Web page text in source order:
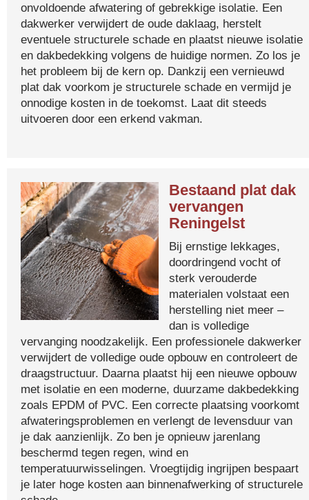
onvoldoende afwatering of gebrekkige isolatie. Een
dakwerker verwijdert de oude daklaag, herstelt
eventuele structurele schade en plaatst nieuwe isolatie
en dakbedekking volgens de huidige normen. Zo los je
het probleem bij de kern op. Dankzij een vernieuwd
plat dak voorkom je structurele schade en vermijd je
onnodige kosten in de toekomst. Laat dit steeds
uitvoeren door een erkend vakman.
Bestaand plat dak
vervangen
Reningelst
Bij ernstige lekkages,
doordringend vocht of
sterk verouderde
materialen volstaat een
herstelling niet meer –
dan is volledige
vervanging noodzakelijk. Een professionele dakwerker
verwijdert de volledige oude opbouw en controleert de
draagstructuur. Daarna plaatst hij een nieuwe opbouw
met isolatie en een moderne, duurzame dakbedekking
zoals EPDM of PVC. Een correcte plaatsing voorkomt
afwateringsproblemen en verlengt de levensduur van
je dak aanzienlijk. Zo ben je opnieuw jarenlang
beschermd tegen regen, wind en
temperatuurwisselingen. Vroegtijdig ingrijpen bespaart
je later hoge kosten aan binnenafwerking of structurele